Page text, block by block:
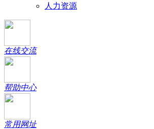
人力资源
在线交流
帮助中心
常用网址